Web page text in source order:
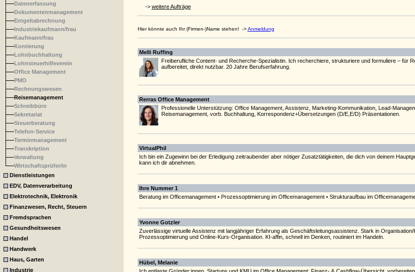
Datenerfassung
Dokumentenmanagement
Entgeltabrechnung
Industriekaufmann/frau
Kaufmann/frau
Kontierung
Lohnbuchhaltung
Lohnsteuerhilfeverein
Office Management
PMO
Rechnungswesen
Reisemanagement
Schreibbüro
Sekretariat
Steuerberatung
Telefon-Service
Terminmanagement
Transkription
Verwaltung
Wirtschaftsprüfer/in
Dienstleistungen
EDV, Datenverarbeitung
Elektrotechnik, Elektronik
Finanzwesen, Recht, Steuern
Fremdsprachen
Gesundheitswesen
Handel
Handwerk
Haus, Garten
Industrie
-> weitere Aufträge
Hier könnte auch Ihr (Firmen-)Name stehen! ->Anmeldung
Melli Ruffing
Freiberufliche Content- und Recherche-Spezialistin. Ich recherchiere, strukturiere und formuliere – für
aufbereitet, direkt nutzbar. 20 Jahre Berufserfahrung.
Rerras Office Management
Professionelle Unterstützung: Office Management, Assistenz, Marketing-Kommunikation, Lead-
Reisemanagement, vorb. Buchhaltung, Korrespondenz+Übersetzungen (D/E,E/D) Präsentationen.
VirtualPhil
Ich bin ein Zugewinn bei der Erledigung zeitraubender aber nötiger Zusatztätigkeiten, die dich von deinem
kann ich dir abnehmen.
Ihre Nummer 1
Beratung im Officemanagement • Prozessoptimierung im Officemanagement • Strukturaufbau im
Yvonne Gotzler
Zuverlässige virtuelle Assistenz mit langjähriger Erfahrung als Geschäftsleitungsassistenz. Stark in Organisation/
Prozessoptimierung und Online-Kurs-Organisation. KI-affin, schnell im Denken, routiniert im Handeln.
Hübel, Melanie